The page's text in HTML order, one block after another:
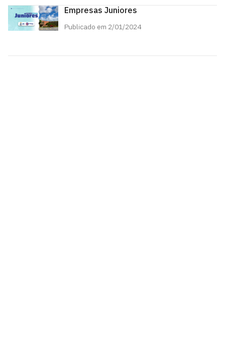
Empresas Juniores
Publicado em 2/01/2024